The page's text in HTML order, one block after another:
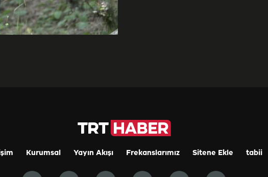
Kurumsal Yayın Akışı Frekanslarımız Sitene Ekle tabii